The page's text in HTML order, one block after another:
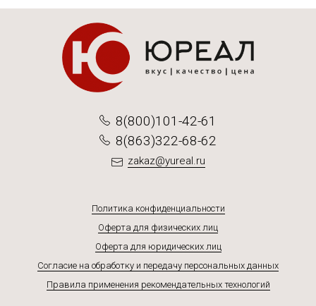
8(800)101-42-61
8(863)322-68-62
zakaz@yureal.ru
Политика конфиденциальности
Оферта для физических лиц
Оферта для юридических лиц
Согласие на обработку и передачу персональных данных
Правила применения рекомендательных технологий